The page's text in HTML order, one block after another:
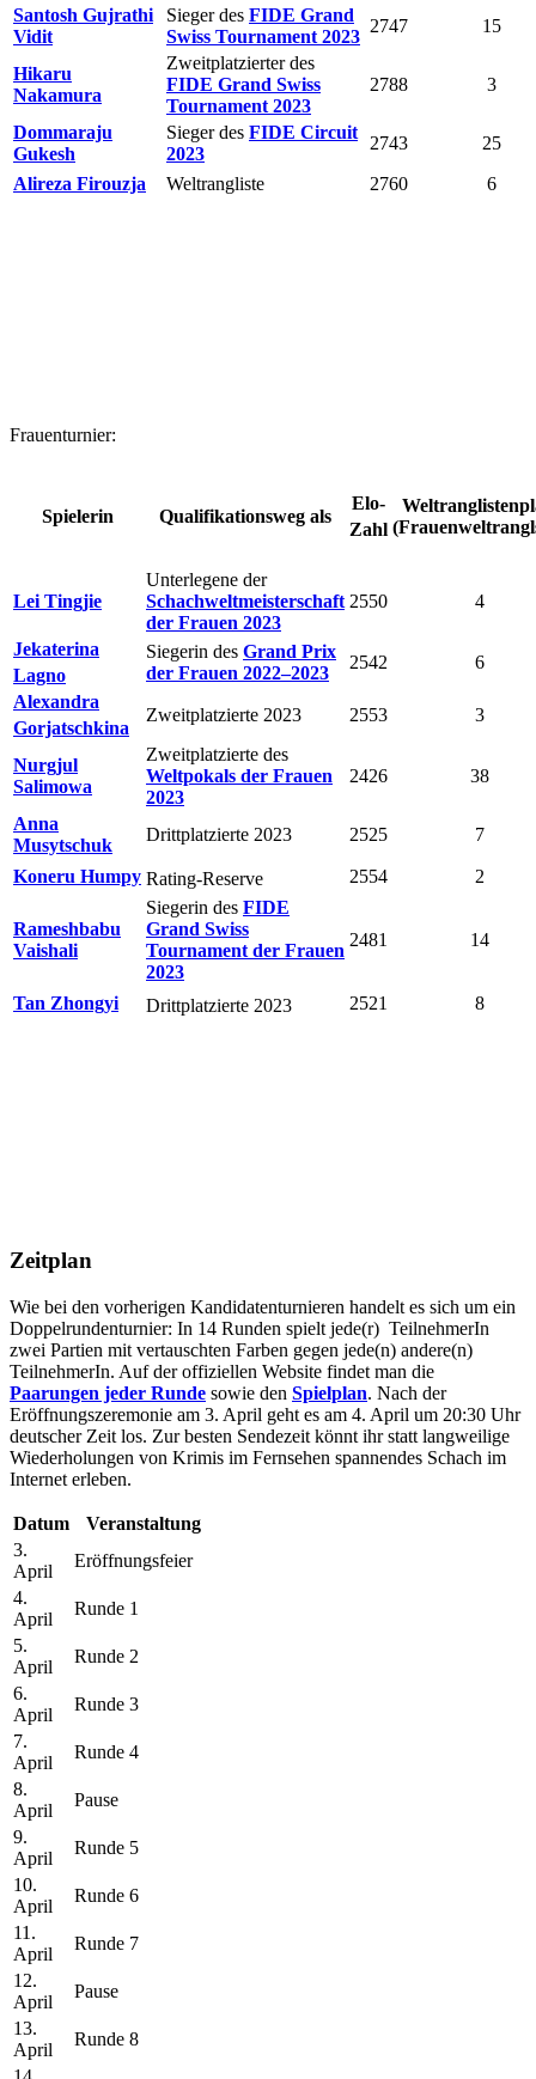
Santosh Gujrathi
Vidit
Sieger des FIDE Grand
Swiss Tournament 2023
2747 15
Hikaru
Nakamura
Zweitplatzierter des
FIDE Grand Swiss
Tournament 2023
2788 3
Dommaraju
Gukesh
Sieger des FIDE Circuit
2023
2743
25
Alireza Firouzja
Weltrangliste 2760 6
Frauenturnier:
Spielerin Qualifikationsweg als
Elo-
Zahl
Lei Tingjie
Unterlegene der
Schachweltmeisterschaft
der Frauen 2023
2550 4
Jekaterina
Lagno
Siegerin des Grand Prix
der Frauen 2022–2023
2542
6
Alexandra
Gorjatschkina
Zweitplatzierte 2023 2553 3
Nurgjul
Salimowa
Zweitplatzierte des
Weltpokals der Frauen
2023
2426 38
Anna
Musytschuk
Drittplatzierte 2023 2525 7
Koneru Humpy Rating-Reserve ⁠ 2554 2
Rameshbabu
Vaishali
Siegerin des FIDE
Grand Swiss
Tournament der Frauen
2023
2481 14
Tan Zhongyi Drittplatzierte⁠ 2023 2521 8
Zeitplan
Wie bei den vorherigen Kandidatenturnieren handelt es sich um ein
Doppelrundenturnier: In 14 Runden spielt jede(r) TeilnehmerIn
zwei Partien mit vertauschten Farben gegen jede(n) andere(n)
TeilnehmerIn. Auf der offiziellen Website findet man die
Paarungen jeder Runde sowie den Spielplan. Nach der
Eröffnungszeremonie am 3. April geht es am 4. April um 20:30 Uhr
deutscher Zeit los. Zur besten Sendezeit könnt ihr statt langweilige
Wiederholungen von Krimis im Fernsehen spannendes Schach im
Internet erleben.
Datum
Veranstaltung
3.
April
Eröffnungsfeier
4.
April
Runde 1
5.
April
Runde 2
6.
April
Runde 3
7.
April
Runde 4
8.
April
Pause
9.
April
Runde 5
10.
April
Runde 6
11.
April
Runde 7
12.
April
Pause
13.
April
Runde 8